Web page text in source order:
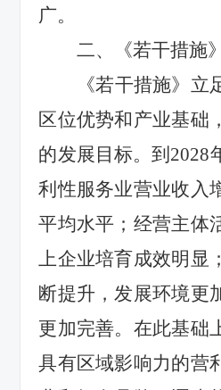
广。
二、《若干措施
《若干措施》 立
区位优势和产业基础
的发展目标。到 2028
利性服务业营业收入
平均水平 ； 经营主体
上企业培育成效明显 ；
断提升，发展环境更
更加完善。 在此基础
具有区域影响力的营